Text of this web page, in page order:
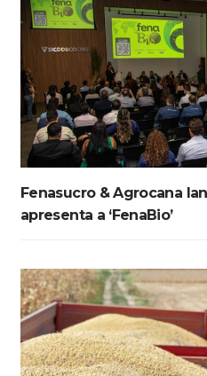
Fenasucro & Agrocana
apresenta a ‘FenaBio’